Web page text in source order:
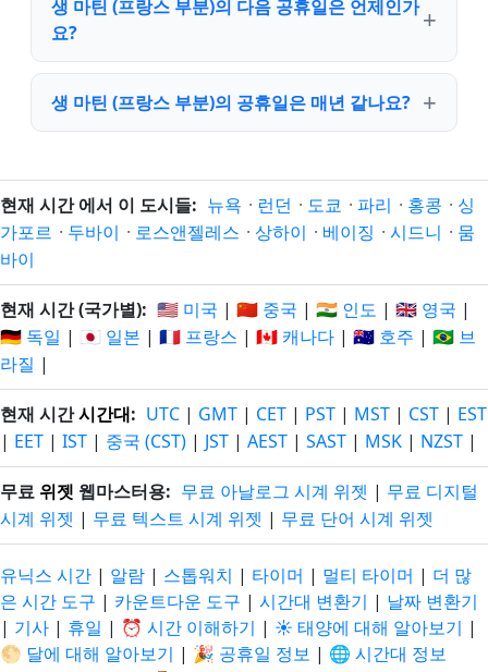
생 마틴 (프랑스 부분)의 다음 공휴일은 언제인가
요?
생 마틴 (프랑스 부분)의 공휴일은 매년 같나요?
현재 시간 에서 이 도시들: 뉴욕 · 런던 · 도쿄 · 파리 · 홍콩 · 싱
가포르 · 두바이 · 로스앤젤레스 · 상하이 · 베이징 · 시드니 · 뭄
바이
현재 시간 (국가별): 🇺🇸 미국 | 🇨🇳 중국 | 🇮🇳 인도 | 🇬🇧 영국 |
🇩🇪 독일 | 🇯🇵 일본 | 🇫🇷 프랑스 | 🇨🇦 캐나다 | 🇦🇺 호주 | 🇧🇷 브
라질 |
현재 시간시간대: UTC | GMT | CET | PST | MST | CST | EST
| EET | IST | 중국 (CST) | JST | AEST | SAST | MSK | NZST |
무료 위젯 웹마스터용: 무료 아날로그 시계 위젯 | 무료 디지털
시계 위젯 | 무료 텍스트 시계 위젯 | 무료 단어 시계 위젯
유닉스 시간 | 알람 | 스톱워치 | 타이머 | 멀티 타이머 | 더 많
은 시간 도구 | 카운트다운 도구 | 시간대 변환기 | 날짜 변환기
| 기사 | 휴일 | ⏰ 시간 이해하기 | ☀️ 태양에 대해 알아보기 |
🌕 달에 대해 알아보기 | 🎉 공휴일 정보 | 🌐 시간대 정보